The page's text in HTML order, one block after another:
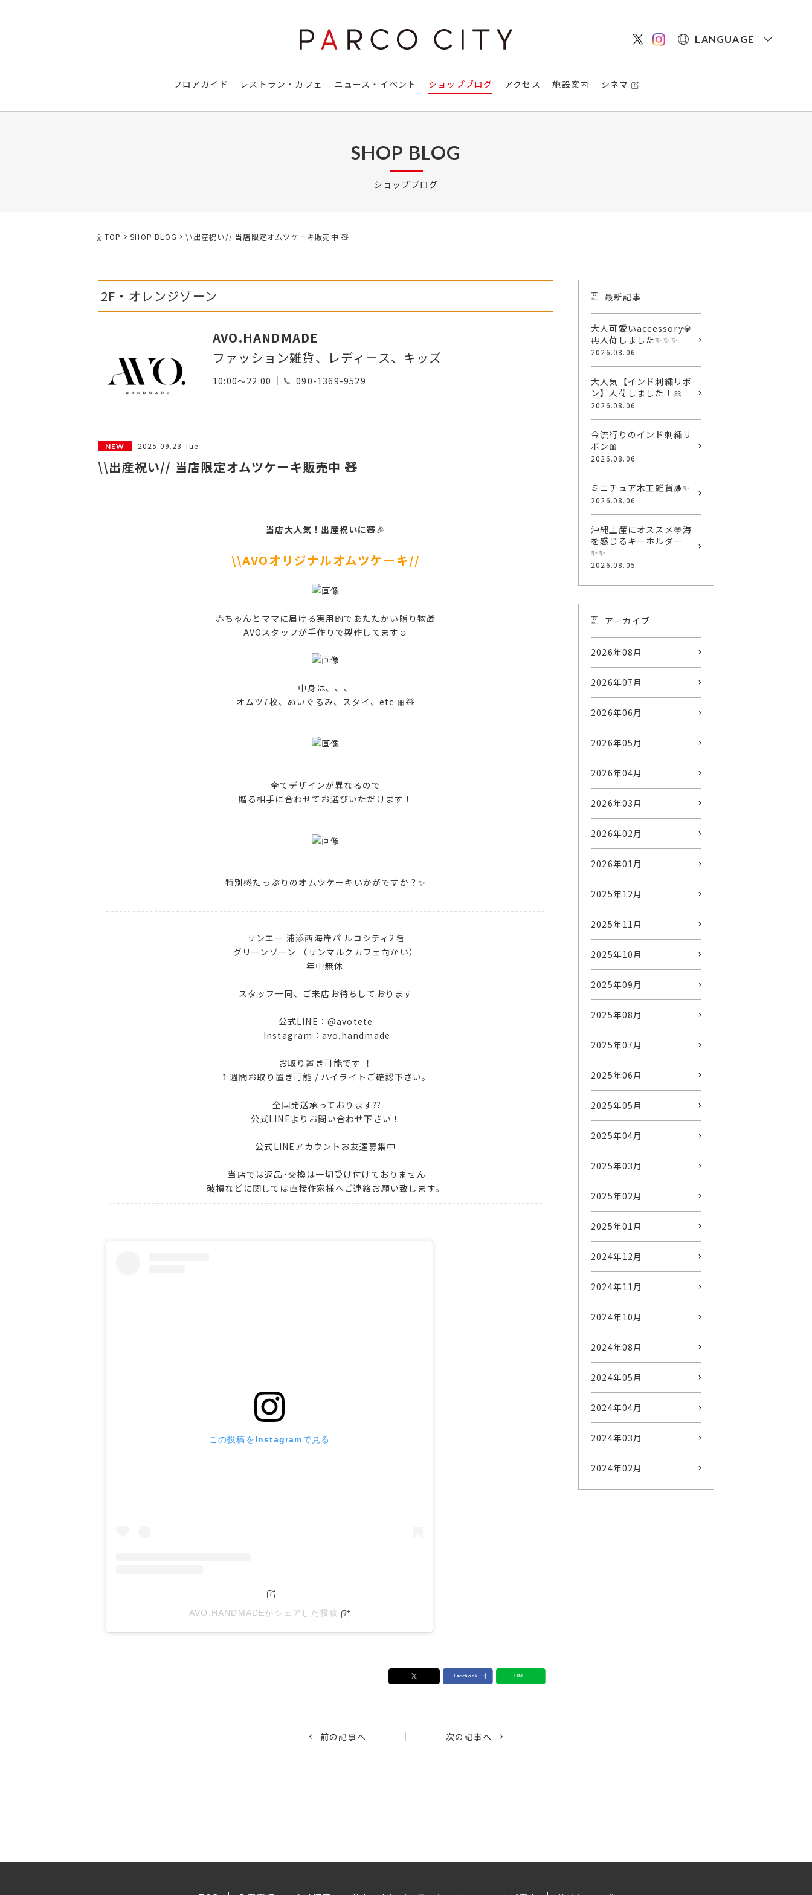
LANGUAGE
フロアガイド レストラン・カフェ ニュース・イベント ショップブログ アクセス 施設案内 シネマ
SHOP BLOG
ショップブログ
TOP SHOP BLOG \\出産祝い// 当店限定オムツケーキ販売中 🧸
2F・オレンジゾーン
AVO.HANDMADE
ファッション雑貨、レディース、キッズ
10:00～22:00 090-1369-9529
2025.09.23 Tue.
\\出産祝い// 当店限定オムツケーキ販売中 🧸
当店大人気！出産祝いに🧸🎉
\\AVOオリジナルオムツケーキ//
赤ちゃんとママに届ける実用的であたたかい贈り物🎁
AVOスタッフが手作りで製作してます☺️
中身は、、、
オムツ7枚、ぬいぐるみ、スタイ、etc 🎀🧸
全てデザインが異なるので
贈る相手に合わせてお選びいただけます！
特別感たっぷりのオムツケーキいかがですか？✨
-----------------------------------------------------------------------------------------------------
サンエー 浦添西海岸パ ルコシティ2階
グリーンゾーン （サンマルクカフェ向かい）
年中無休
スタッフ一同、ご来店お待ちしております
公式LINE：@avotete
Instagram：avo.handmade
お取り置き可能です ！
１週間お取り置き可能 / ハイライトご確認下さい‪。
全国発送承っております??
公式LINEよりお問い合わせ下さい！
公式LINEアカウントお友達募集中
当店では返品･交換は一切受け付けておりません
破損などに関しては直接作家様へご連絡お願い致します。
----------------------------------------------------------------------------------------------------
この投稿をInstagramで見る
AVO.HANDMADEがシェアした投稿
最新記事
大人可愛いaccessory💎
再入荷しました✨✨✨
2026.08.06
大人気【インド刺繍リボ
ン】入荷しました！🎀
2026.08.06
今流行りのインド刺繍リ
ボン🎀
2026.08.06
ミニチュア木工雑貨🪵✨
2026.08.06
沖縄土産にオススメ🩵海
を感じるキーホルダー
✨✨
2026.08.05
アーカイブ
2026年08月
2026年07月
2026年06月
2026年05月
2026年04月
2026年03月
2026年02月
2026年01月
2025年12月
2025年11月
2025年10月
2025年09月
2025年08月
2025年07月
2025年06月
2025年05月
2025年04月
2025年03月
2025年02月
2025年01月
2024年12月
2024年11月
2024年10月
2024年08月
2024年05月
2024年04月
2024年03月
2024年02月
前の記事へ 次の記事へ